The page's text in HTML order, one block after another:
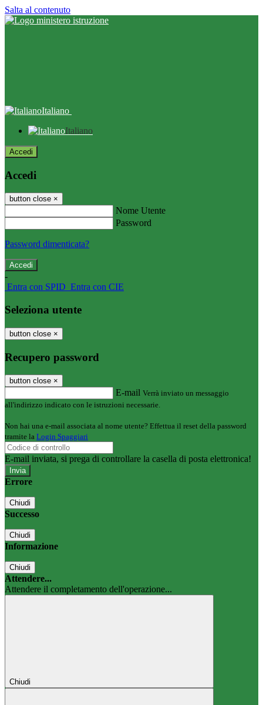
Salta al contenuto
Italiano
Italiano
Accedi
Accedi
button close ×
Nome Utente
Password
Password dimenticata?
-
Entra con SPID Entra con CIE
Seleziona utente
button close ×
Recupero password
button close ×
E-mail Verrà inviato un messaggio
all'indirizzo indicato con le istruzioni necessarie.
Non hai una e-mail associata al nome utente? Effettua il reset della password
tramite la Login Spaggiari
E-mail inviata, si prega di controllare la casella di posta elettronica!
Errore
Chiudi
Successo
Chiudi
Informazione
Chiudi
Attendere...
Attendere il completamento dell'operazione...
Chiudi